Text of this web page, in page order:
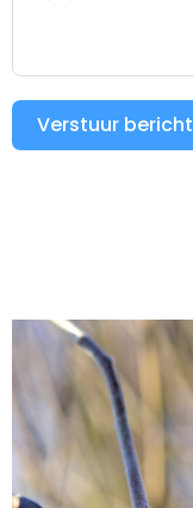
Verstuur bericht